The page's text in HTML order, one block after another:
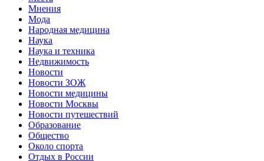
Мнения
Мода
Народная медицина
Наука
Наука и техника
Недвижимость
Новости
Новости ЗОЖ
Новости медицины
Новости Москвы
Новости путешествий
Образование
Общество
Около спорта
Отдых в России